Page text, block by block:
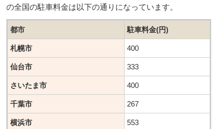
の全国の駐車料金は以下の通りになっています。
都市 駐車料金(円)
札幌市 400
仙台市 333
さいたま市 400
千葉市 267
横浜市 553